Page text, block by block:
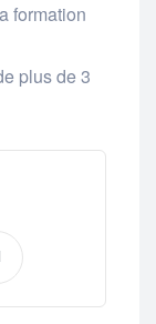
formation
plus de 3